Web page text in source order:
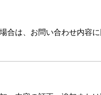
合は、お問い合わせ内容